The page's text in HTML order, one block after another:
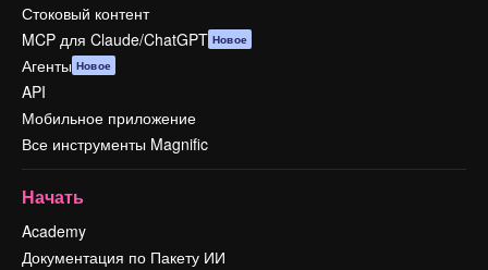
Стоковый контент
MCP для Claude/ChatGPT Новое
Агенты Новое
API
Мобильное приложение
Все инструменты Magnific
Начать
Academy
Документация по Пакету ИИ